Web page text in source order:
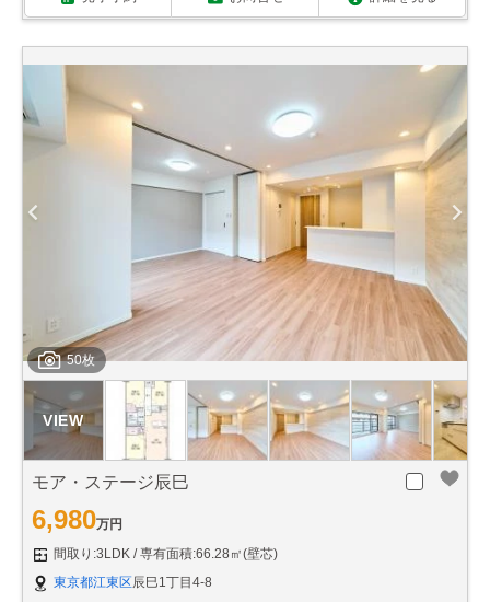
50枚
モア・ステージ辰巳
6,980万円
間取り:3LDK
専有面積:66.28㎡(壁芯)
東京都江東区辰巳1丁目4-8